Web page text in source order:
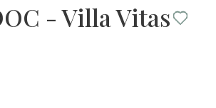
- Villa Vitas